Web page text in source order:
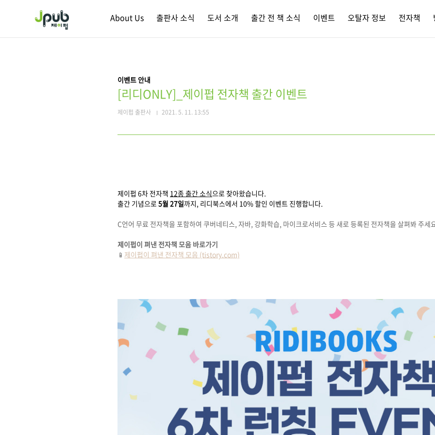
About Us 출판사 소식 도서 소개 출간 전 책 소식 이벤트 오탈자 정보 전자책
이벤트 안내
[리디ONLY]_제이펍 전자책 출간 이벤트
제이펍 출판사 2021. 5. 11. 13:55
제이펍 6차 전자책 12종 출간 소식으로 찾아왔습니다.
출간 기념으로 5월 27일까지, 리디북스에서 10% 할인 이벤트 진행합니다.
C언어 무료 전자책을 포함하여 쿠버네티스, 자바, 강화학습, 마이크로서비스 등 새로 등록된 전자책을 살펴봐 주세
제이펍이 펴낸 전자책 모음 바로가기
📱 제이펍이 펴낸 전자책 모음 (tistory.com)